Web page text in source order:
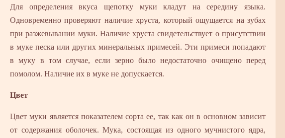
Для определения вкуса щепотку муки кладут на середину языка.
Одновременно проверяют наличие хруста, который ощущается на зубах
при разжевывании муки. Наличие хруста свидетельствует о присутствии
в муке песка или других минеральных примесей. Эти примеси попадают
в муку в том случае, если зерно было недостаточно очищено перед
помолом. Наличие их в муке не допускается.
Цвет
Цвет муки является показателем сорта ее, так как он в основном зависит
от содержания оболочек. Мука, состоящая из одного мучнистого ядра,